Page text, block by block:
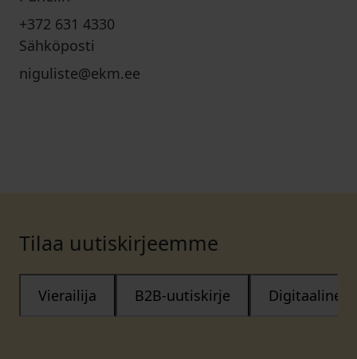
+372 631 4330
Sähköposti
niguliste@ekm.ee
Tilaa uutiskirjeemme
Vierailija B2B-uutiskirje Digitaalinen